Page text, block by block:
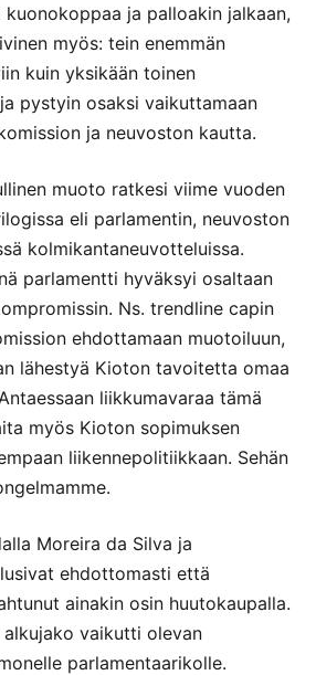
ja palloakin jalkaan,
myös: tein enemmän
kuin yksikään toinen
pystyin osaksi vaikuttamaan
ja neuvoston kautta.
muoto ratkesi viime vuoden
eli parlamentin, neuvoston
kolmikantaneuvotteluissa.
parlamentti hyväksyi osaltaan
Ns. trendline capin
ehdottamaan muotoiluun,
lähestyä Kioton tavoitetta omaa
liikkumavaraa tämä
myös Kioton sopimuksen
liikennepolitiikkaan. Sehän
Moreira da Silva ja
ehdottomasti että
ainakin osin huutokaupalla.
alkujako vaikutti olevan
parlamentaarikolle.